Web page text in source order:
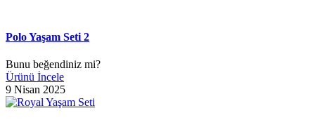
Polo Yaşam Seti 2
Bunu beğendiniz mi?
Ürünü İncele
9 Nisan 2025